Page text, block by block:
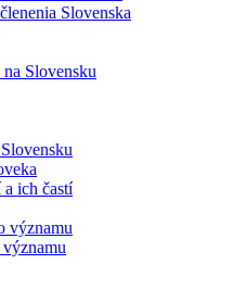
Slovenska
Slovensku
a ich častí
významu